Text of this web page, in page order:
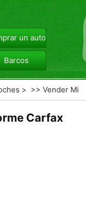
un automóvil
Barcos
> >>Vender Mi
Carfax